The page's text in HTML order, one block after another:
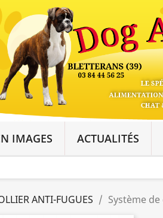
IMAGES ACTUALITÉS
ANTI-FUGUES Système